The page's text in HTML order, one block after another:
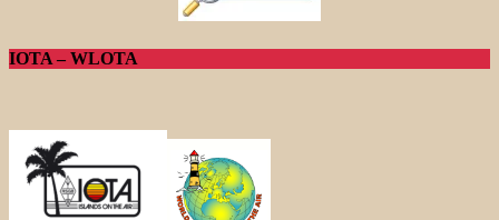
IOTA – WLOTA